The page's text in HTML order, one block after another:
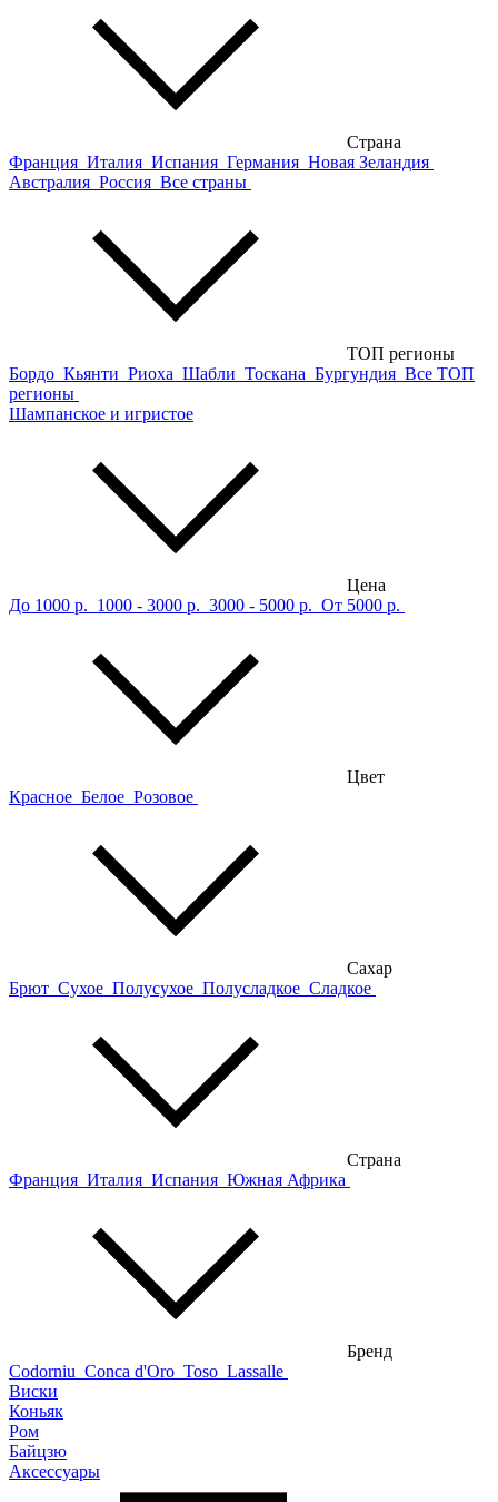
Страна
Франция Италия Испания Германия Новая Зеландия
Австралия Россия Все страны
ТОП регионы
Бордо Кьянти Риоха Шабли Тоскана Бургундия Все ТОП
регионы
Шампанское и игристое
Цена
До 1000 р. 1000 - 3000 р. 3000 - 5000 р. От 5000 р.
Цвет
Красное Белое Розовое
Сахар
Брют Сухое Полусухое Полусладкое Сладкое
Страна
Франция Италия Испания Южная Африка
Бренд
Codorniu Conca d'Oro Toso Lassalle
Виски
Коньяк
Ром
Байцзю
Аксессуары